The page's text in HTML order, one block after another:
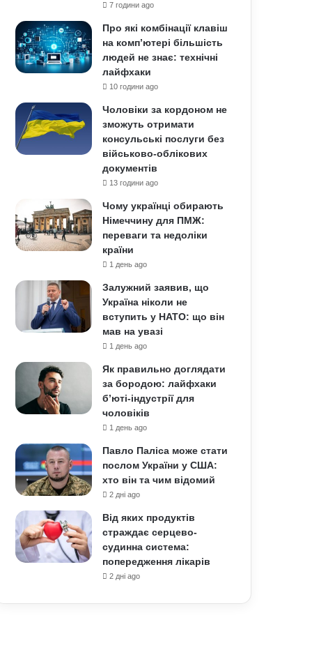
7 години ago
Про які комбінації клавіш
на комп’ютері більшість
людей не знає: технічні
лайфхаки
10 години ago
Чоловіки за кордоном не
зможуть отримати
консульські послуги без
військово-облікових
документів
13 години ago
Чому українці обирають
Німеччину для ПМЖ:
переваги та недоліки
країни
1 день ago
Залужний заявив, що
Україна ніколи не
вступить у НАТО: що він
мав на увазі
1 день ago
Як правильно доглядати
за бородою: лайфхаки
б’юті-індустрії для
чоловіків
1 день ago
Павло Паліса може стати
послом України у США:
хто він та чим відомий
2 дні ago
Від яких продуктів
страждає серцево-
судинна система:
попередження лікарів
2 дні ago